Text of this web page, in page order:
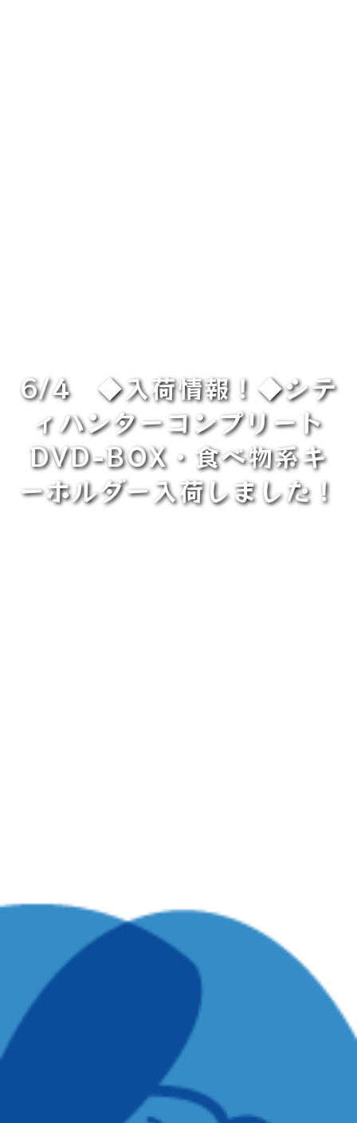
6/4 ◆入荷情報！◆シテ
ィハンターコンプリート
DVD-BOX・食べ物系キ
ーホルダー入荷しました！